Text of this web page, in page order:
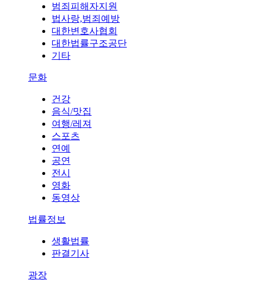
범죄피해자지원
법사랑,범죄예방
대한변호사협회
대한법률구조공단
기타
문화
건강
음식/맛집
여행/레져
스포츠
연예
공연
전시
영화
동영상
법률정보
생활법률
판결기사
광장